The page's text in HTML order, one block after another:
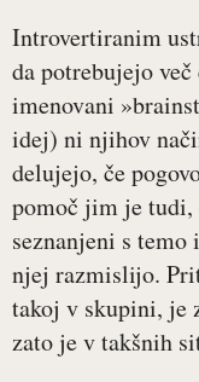
Introvertiranim
da potrebujejo
imenovani
idej) ni njihov
delujejo, če
pomoč jim je tudi,
seznanjeni s
njej razmislijo.
takoj v skupini, je
zato je v takšnih